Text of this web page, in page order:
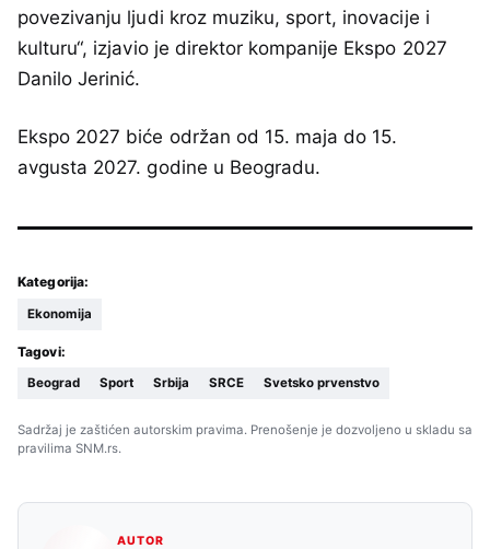
povezivanju ljudi kroz muziku, sport, inovacije i
kulturu“, izjavio je direktor kompanije Ekspo 2027
Danilo Jerinić.
Ekspo 2027 biće održan od 15. maja do 15.
avgusta 2027. godine u Beogradu.
Kategorija:
Ekonomija
Tagovi:
Beograd Sport Srbija SRCE Svetsko prvenstvo
Sadržaj je zaštićen autorskim pravima. Prenošenje je dozvoljeno u skladu sa
pravilima SNM.rs.
AUTOR